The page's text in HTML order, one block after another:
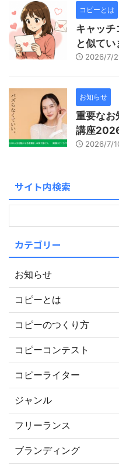
コピーとは
キャッチ
と似てい
2026/7/
お知らせ
重要なお
講座
2026/7/
サイト内検索
カテゴリー
お知らせ
コピーとは
コピーのつくり方
コピーコンテスト
コピーライター
ジャンル
フリーランス
ブランディング